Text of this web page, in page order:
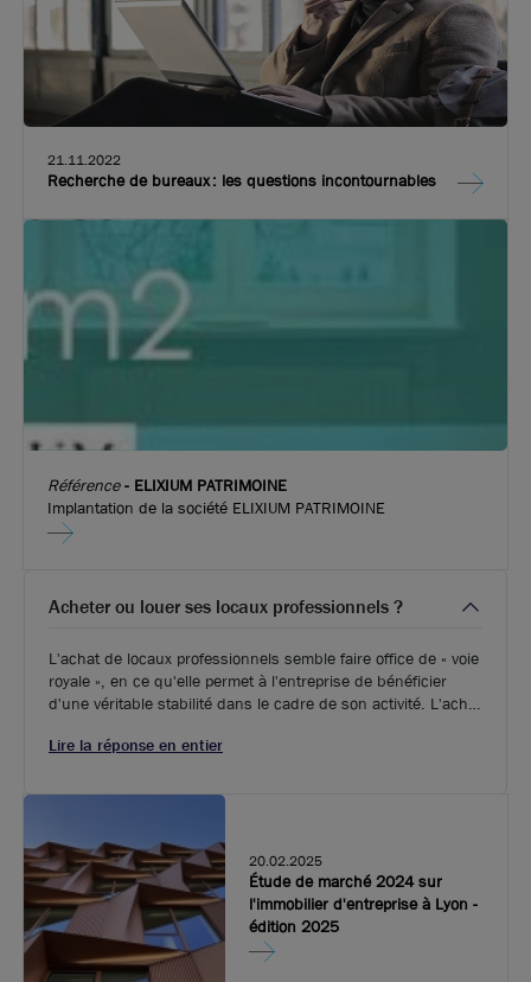
stockage - Bron
334 m²non divisibles
99
€ m²/an HT HC
284 m²non divisibles
89€ m²/an HT HC
Ne ratez aucune offre !Soyer alerté par
mail des nouvelles annonces
21.11.2022
Recherche de bureaux : les questions incontournables
Référence- ELIXIUM PATRIMOINE
Implantation de la société ELIXIUM PATRIMOINE
Acheter ou louer ses locaux professionnels ?
L'achat de locaux professionnels semble faire office de « voie
royale », en ce qu'elle permet à l'entreprise de bénéficier
d'une véritable stabilité dans le cadre de son activité. L'achat
d'éliminer les frais de location qui peuvent de surcroît varier.
Lire la réponse en entier
20.02.2025
Étude de marché 2024 sur
l'immobilier d'entreprise à Lyon -
édition 2025